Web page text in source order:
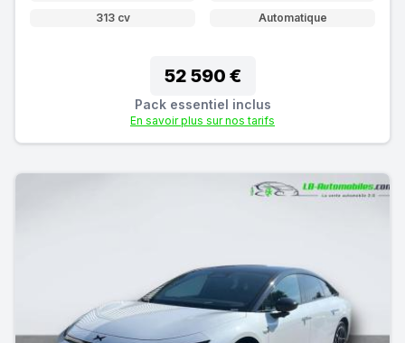
313 cv
Automatique
52 590 €
Pack essentiel inclus
En savoir plus sur nos tarifs